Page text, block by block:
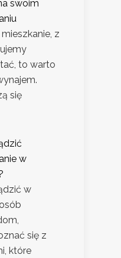
swoim
z
to warto
się
w
w
się z
które